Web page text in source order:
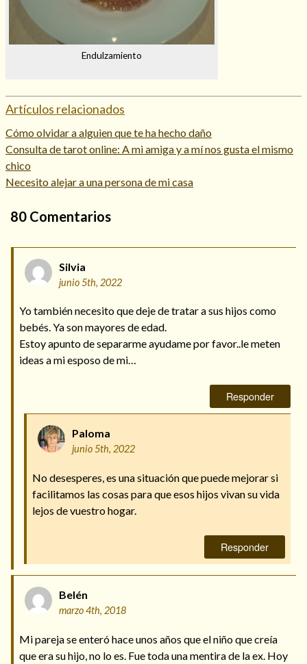
Endulzamiento
Artículos relacionados
Cómo olvidar a alguien que te ha hecho daño
Consulta de tarot online: A mi amiga y a mí nos gusta el mismo
chico
Necesito alejar a una persona de mi casa
80 Comentarios
Silvia
junio 5th, 2022
Yo también necesito que deje de tratar a sus hijos como
bebés. Ya son mayores de edad.
Estoy apunto de separarme ayudame por favor..le meten
ideas a mi esposo de mi…
Responder
Paloma
junio 5th, 2022
No desesperes, es una situación que puede mejorar si
facilitamos las cosas para que esos hijos vivan su vida
lejos de vuestro hogar.
Responder
Belén
marzo 4th, 2018
Mi pareja se enteró hace unos años que el niño que creía
que era su hijo, no lo es. Fue toda una mentira de la ex. Hoy